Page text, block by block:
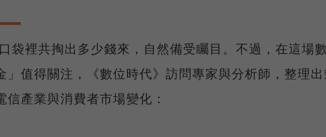
袋裡共掏出多少錢來，自然備受矚目。不過，在這場
值得關注，《數位時代》訪問專家與分析師，整理出
產業與消費者市場變化：